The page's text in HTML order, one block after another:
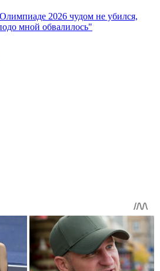
2026 чудом не убился,
мной обвалилось"